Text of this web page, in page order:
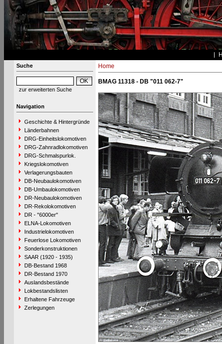
Suche
zur erweiterten Suche
Navigation
Geschichte & Hintergründe
Länderbahnen
DRG-Einheitslokomotiven
DRG-Zahnradlokomotiven
DRG-Schmalspurlok.
Kriegslokomotiven
Verlagerungsbauten
DB-Neubaulokomotiven
DB-Umbaulokomotiven
DR-Neubaulokomotiven
DR-Rekolokomotiven
DR - "6000er"
ELNA-Lokomotiven
Industrielokomotiven
Feuerlose Lokomotiven
Sonderkonstruktionen
SAAR (1920 - 1935)
DB-Bestand 1968
DR-Bestand 1970
Auslandsbestände
Lokbestandslisten
Erhaltene Fahrzeuge
Zerlegungen
Home
BMAG 11318 - DB "011 062-7"